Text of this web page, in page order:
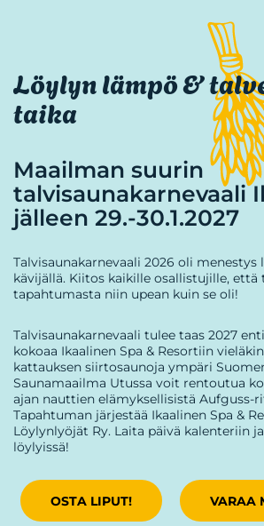
Löylynlämpö&
taika
Maailman suurin
talvisaunakarnevaali
jälleen 29.-30.1.2027
Talvisaunakarnevaali 2026 oli menestys
kävijällä. Kiitos kaikille osallistujille, että
tapahtumasta niin upean kuin se oli!
Talvisaunakarnevaali tulee taas 2027
kokoaa Ikaalinen Spa & Resortiin
kattauksen siirtosaunoja ympäri
Saunamaailma Utussa voit rentoutua
ajan nauttien elämyksellisistä Aufguss-
Tapahtuman järjestää Ikaalinen Spa &
Löylynlyöjät Ry. Laita päivä kalenteriin
löylyissä!
OSTA LIPUT! VARAA